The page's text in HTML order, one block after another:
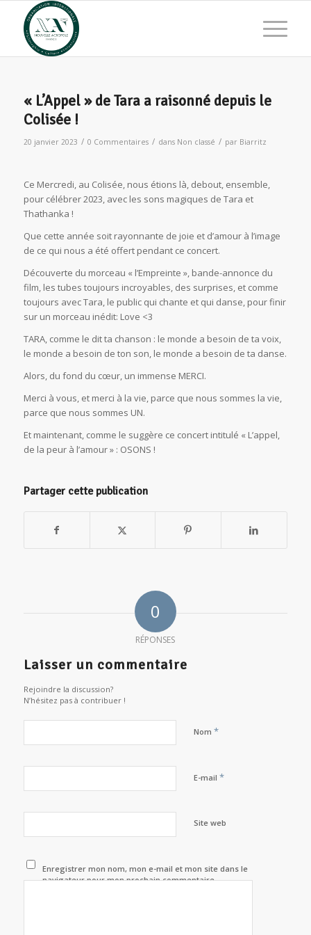
« L’Appel » de Tara a raisonné depuis le
Colisée !
20 janvier 2023 / 0 Commentaires / dans Non classé / par Biarritz
Ce Mercredi, au Colisée, nous étions là, debout, ensemble,
pour célébrer 2023, avec les sons magiques de Tara et
Thathanka !
Que cette année soit rayonnante de joie et d’amour à l’image
de ce qui nous a été offert pendant ce concert.
Découverte du morceau « l’Empreinte », bande-annonce du
film, les tubes toujours incroyables, des surprises, et comme
toujours avec Tara, le public qui chante et qui danse, pour finir
sur un morceau inédit: Love <3
TARA, comme le dit ta chanson : le monde a besoin de ta voix,
le monde a besoin de ton son, le monde a besoin de ta danse.
Alors, du fond du cœur, un immense MERCI.
Merci à vous, et merci à la vie, parce que nous sommes la vie,
parce que nous sommes UN.
Et maintenant, comme le suggère ce concert intitulé « L’appel,
de la peur à l’amour » : OSONS !
Partager cette publication
0
RÉPONSES
Laisser un commentaire
Rejoindre la discussion?
N’hésitez pas à contribuer !
Nom *
E-mail *
Site web
Enregistrer mon nom, mon e-mail et mon site dans le
navigateur pour mon prochain commentaire.